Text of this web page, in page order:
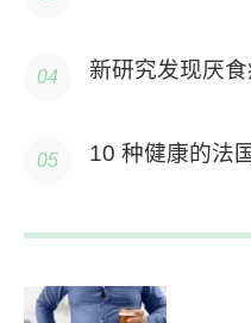
新研究发现厌
10 种健康的法